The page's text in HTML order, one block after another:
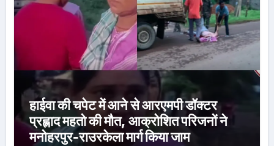
हाईवा की चपेट में आने से आरएमपी डॉक्टर
प्रह्लाद महतो की मौत, आक्रोशित परिजनों ने
मनोहरपुर-राउरकेला मार्ग किया जाम